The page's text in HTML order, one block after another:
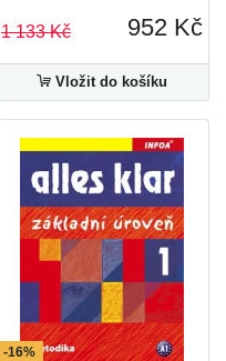
1 133 Kč 952 Kč
Vložit do košíku
-16%